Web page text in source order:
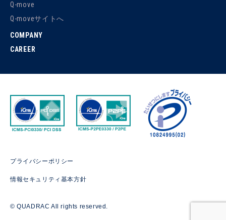
Q-move
Q-moveサイトへ
COMPANY
CAREER
プライバシーポリシー
情報セキュリティ基本方針
© QUADRAC All rights reserved.